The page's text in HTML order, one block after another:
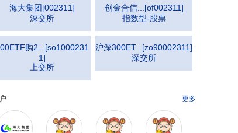
海大集团[002311]
深交所
创金合信... [of002311]
指数型-股票
购2... [so1000231
1]
上交所
沪深300ET... [zo90002311]
深交所
更多